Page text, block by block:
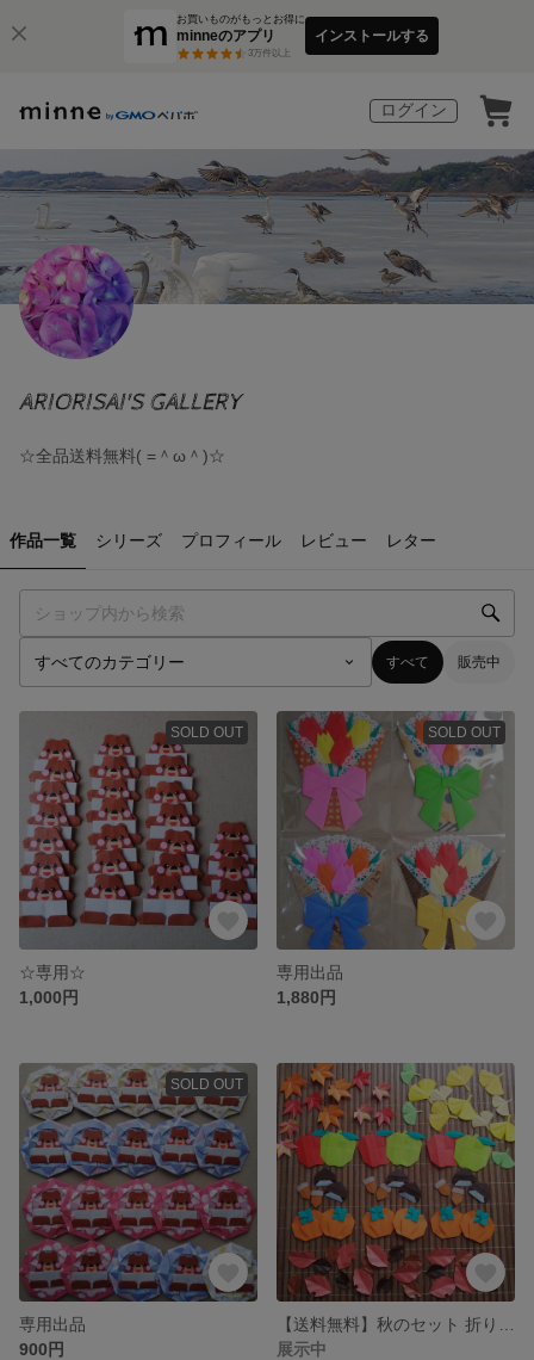
お買いものがもっとお得に
minneのアプリ
3万件以上
インストールする
ログイン
ARIORISAI'S GALLERY
☆全品送料無料( =＾ω＾)☆
作品一覧 シリーズ プロフィール レビュー レター
すべて 販売中
SOLD OUT
☆専用☆
1,000円
SOLD OUT
専用出品
1,880円
SOLD OUT
専用出品
900円
展示中